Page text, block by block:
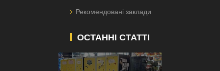
Рекомендовані заклади
ОСТАННІ СТАТТІ